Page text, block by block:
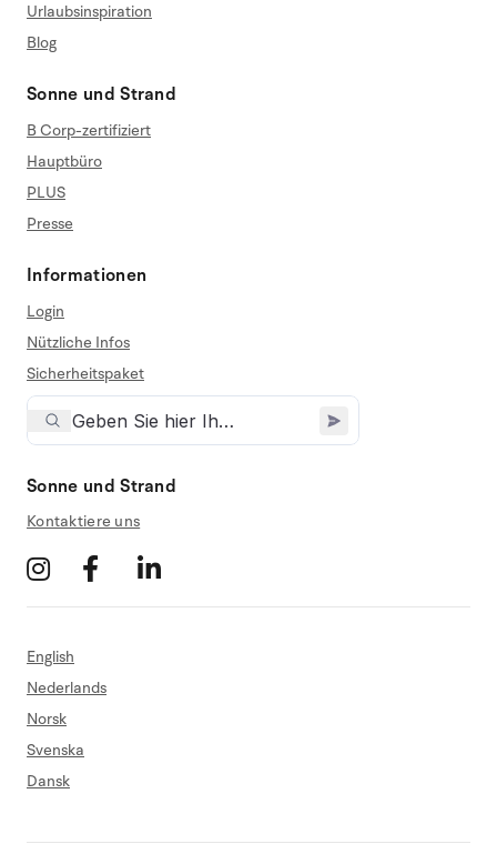
Urlaubsinspiration
Blog
Sonne und Strand
B Corp-zertifiziert
Hauptbüro
PLUS
Presse
Informationen
Login
Nützliche Infos
Sicherheitspaket
Sonne und Strand
Kontaktiere uns
English
Nederlands
Norsk
Svenska
Dansk